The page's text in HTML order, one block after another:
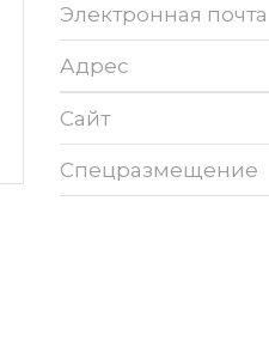
Электронная почта
Адрес
Сайт
Спецразмещение